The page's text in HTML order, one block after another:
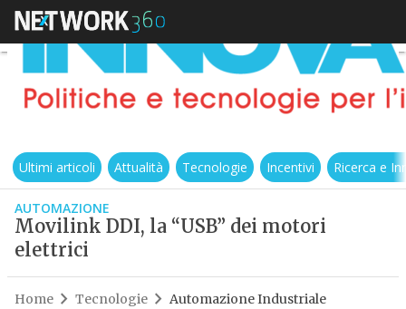
Ultimi articoli Attualità Tecnologie Incentivi Ricerca e
AUTOMAZIONE
Movilink DDI, la “USB” dei motori
elettrici
Home Tecnologie Automazione Industriale